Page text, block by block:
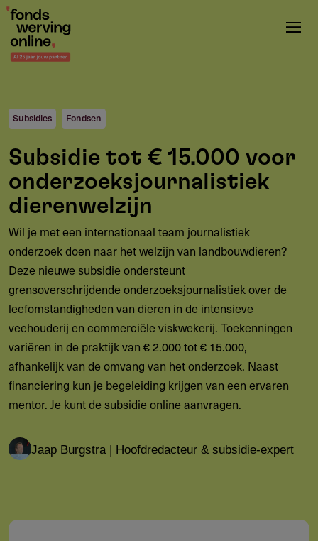
Overslaan
naar
de
gaan
Subsidies Fondsen
Subsidie tot € 15.000 voor
onderzoeksjournalistiek
dierenwelzijn
Wil je met een internationaal team journalistiek
onderzoek doen naar het welzijn van landbouwdieren?
Deze nieuwe subsidie ondersteunt
grensoverschrijdende onderzoeksjournalistiek over de
leefomstandigheden van dieren in de intensieve
veehouderij en commerciële viskwekerij. Toekenningen
variëren in de praktijk van € 2.000 tot € 15.000,
afhankelijk van de omvang van het onderzoek. Naast
financiering kun je begeleiding krijgen van een ervaren
mentor. Je kunt de subsidie online aanvragen.
Jaap Burgstra | Hoofdredacteur & subsidie-expert